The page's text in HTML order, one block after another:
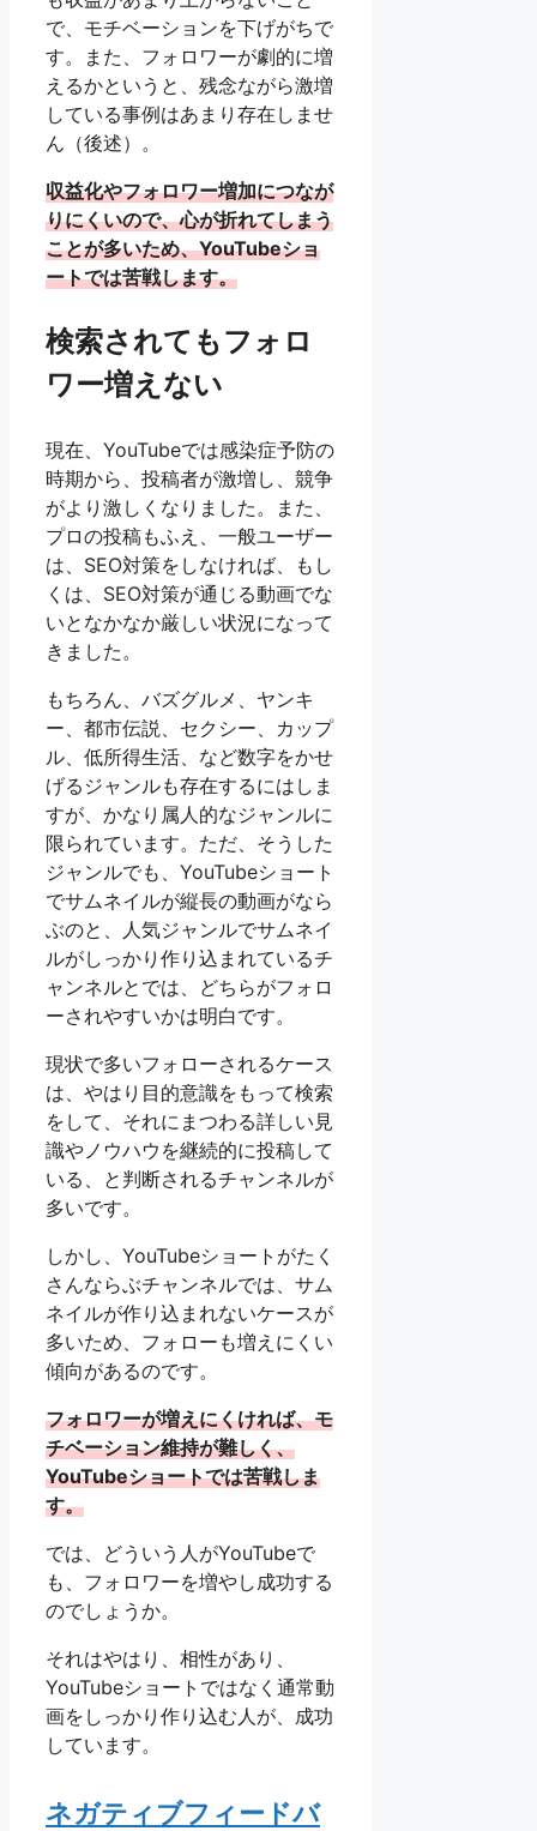
で、モチベーションを下げがちで
す。また、フォロワーが劇的に増
えるかというと、残念ながら激増
している事例はあまり存在しませ
ん（後述）。
収益化やフォロワー増加につなが
りにくいので、心が折れてしまう
ことが多いため、YouTubeショ
ートでは苦戦します。
検索されてもフォロ
ワー増えない
現在、YouTubeでは感染症予防の
時期から、投稿者が激増し、競争
がより激しくなりました。また、
プロの投稿もふえ、一般ユーザー
は、SEO対策をしなければ、もし
くは、SEO対策が通じる動画でな
いとなかなか厳しい状況になって
きました。
もちろん、バズグルメ、ヤンキ
ー、都市伝説、セクシー、カップ
ル、低所得生活、など数字をかせ
げるジャンルも存在するにはしま
すが、かなり属人的なジャンルに
限られています。ただ、そうした
ジャンルでも、YouTubeショート
でサムネイルが縦長の動画がなら
ぶのと、人気ジャンルでサムネイ
ルがしっかり作り込まれているチ
ャンネルとでは、どちらがフォロ
ーされやすいかは明白です。
現状で多いフォローされるケース
は、やはり目的意識をもって検索
をして、それにまつわる詳しい見
識やノウハウを継続的に投稿して
いる、と判断されるチャンネルが
多いです。
しかし、YouTubeショートがたく
さんならぶチャンネルでは、サム
ネイルが作り込まれないケースが
多いため、フォローも増えにくい
傾向があるのです。
フォロワーが増えにくければ、モ
チベーション維持が難しく、
YouTubeショートでは苦戦しま
す。
では、どういう人がYouTubeで
も、フォロワーを増やし成功する
のでしょうか。
それはやはり、相性があり、
YouTubeショートではなく通常動
画をしっかり作り込む人が、成功
しています。
ネガティブフィードバ